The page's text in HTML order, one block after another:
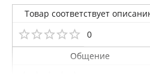
Товар соответствует
0
Общение